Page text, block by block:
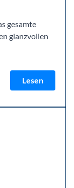
gesamte
glanzvollen
Lesen